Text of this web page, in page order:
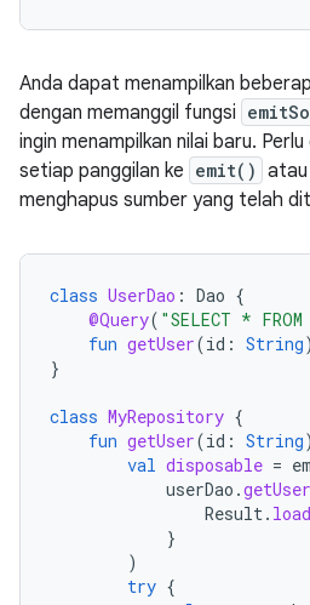
Anda dapat menampilkan
dengan memanggil fungsi
ingin menampilkan nilai baru.
setiap panggilan ke emit() atau
menghapus sumber yang telah
class UserDao : Dao {
@Query( "SELECT *
fun getUser(id : String
}
class MyRepository {
fun getUser(id : String)
val disposable =
userDao .getUser
Result.
}
)
try {